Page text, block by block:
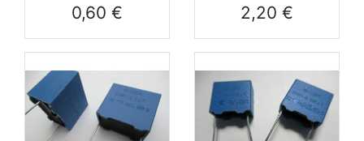
Prix
0,60 € Prix
2,20 €